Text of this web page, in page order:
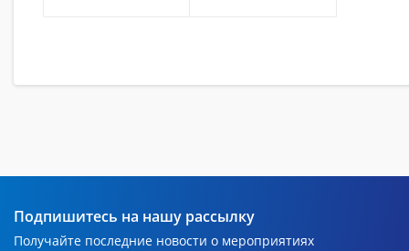
Подпишитесь на нашу рассылку
Получайте последние новости о мероприятиях